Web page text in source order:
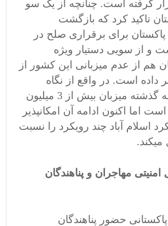
گرفته است. چنانچه از یک سو
تاکید کرد که بازگشت
پاکستان برای برقراری صلح در
و از سویی دستیار ویژه
هم از عدم میزبانی این کشور از
داده است. در واقع از نگاه
پاکستان در چند دهه گذشته میزبان بیش از 3 میلیون
است اما اکنون ادامه آن امکانپذیر
اسلام آباد چند رویکرد را نسبت
میکند.
مهاجران و پناهندگان
حضور پناهندگان